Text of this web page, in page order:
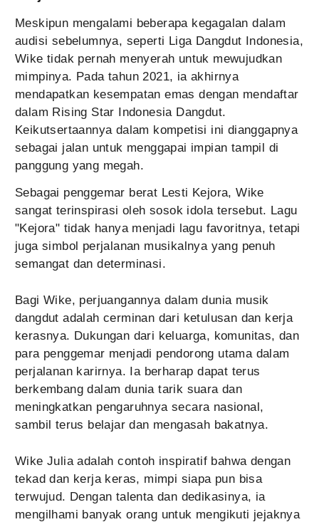
Meskipun mengalami beberapa kegagalan dalam
audisi sebelumnya, seperti Liga Dangdut Indonesia,
Wike tidak pernah menyerah untuk mewujudkan
mimpinya. Pada tahun 2021, ia akhirnya
mendapatkan kesempatan emas dengan mendaftar
dalam Rising Star Indonesia Dangdut.
Keikutsertaannya dalam kompetisi ini dianggapnya
sebagai jalan untuk menggapai impian tampil di
panggung yang megah.
Sebagai penggemar berat Lesti Kejora, Wike
sangat terinspirasi oleh sosok idola tersebut. Lagu
"Kejora" tidak hanya menjadi lagu favoritnya, tetapi
juga simbol perjalanan musikalnya yang penuh
semangat dan determinasi.
Bagi Wike, perjuangannya dalam dunia musik
dangdut adalah cerminan dari ketulusan dan kerja
kerasnya. Dukungan dari keluarga, komunitas, dan
para penggemar menjadi pendorong utama dalam
perjalanan karirnya. Ia berharap dapat terus
berkembang dalam dunia tarik suara dan
meningkatkan pengaruhnya secara nasional,
sambil terus belajar dan mengasah bakatnya.
Wike Julia adalah contoh inspiratif bahwa dengan
tekad dan kerja keras, mimpi siapa pun bisa
terwujud. Dengan talenta dan dedikasinya, ia
mengilhami banyak orang untuk mengikuti jejaknya